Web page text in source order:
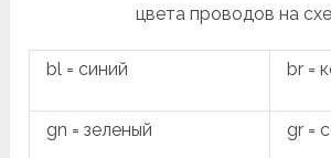
цвета проводов на
bl = синий br =
gn = зеленый gr =